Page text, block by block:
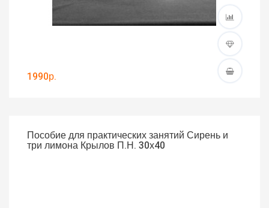
1990р.
Пособие для практических занятий Сирень и
три лимона Крылов П.Н. 30х40